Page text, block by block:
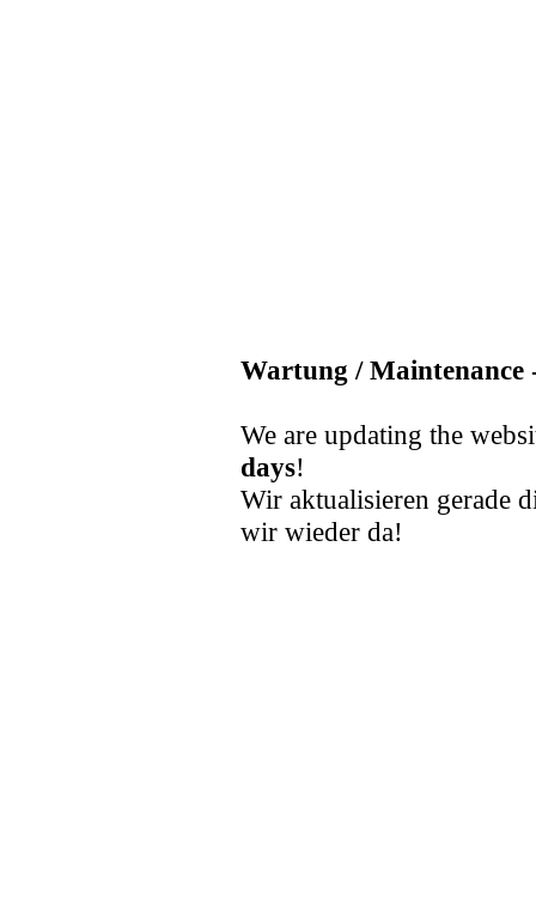
Wartung / Maintenance
We are updating the
days!
Wir aktualisieren gerade
wir wieder da!